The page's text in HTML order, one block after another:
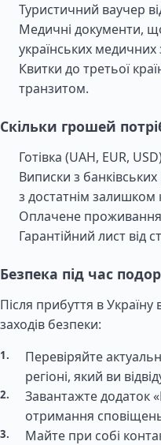
Туристичний ваучер
Медичні документи,
українських медичних
Квитки до третьої
транзитом.
Скільки грошей
Готівка (UAH, EUR,
Виписки з банківських
з достатнім залишком
Оплачене
Гарантійний лист від
Безпека під час
Після прибуття в
заходів безпеки:
Перевіряйте
регіоні, який ви
Завантажте додаток
отримання
Майте при собі